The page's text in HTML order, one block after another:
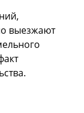
выезжают